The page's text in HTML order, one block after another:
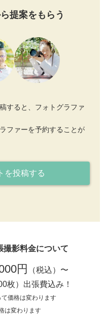
提案をもらう
すると、フォトグラファ
ファーを予約することが
を投稿する
撮影料金について
円
（税込）〜
枚）出張費込み！
価格は変わります
は変わります